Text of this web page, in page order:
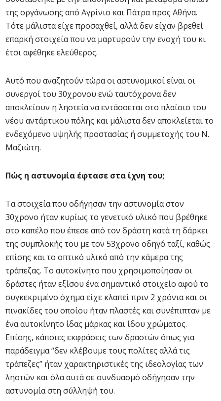
της οργάνωσης από Αγρίνιο και Πάτρα προς Αθήνα.
Τότε μάλιστα είχε προσαχθεί, αλλά δεν είχαν βρεθεί
επαρκή στοιχεία που να μαρτυρούν την ενοχή του κι
έτσι αφέθηκε ελεύθερος.
Αυτό που αναζητούν τώρα οι αστυνομικοί είναι οι
συνεργοί του 30χρονου ενώ ταυτόχρονα δεν
αποκλείουν η ληστεία να εντάσσεται στο πλαίσιο του
νέου αντάρτικου πόλης και μάλιστα δεν αποκλείεται το
ενδεχόμενο υψηλής προστασίας ή συμμετοχής του Ν.
Μαζιώτη.
Πώς η αστυνομία έφτασε στα ίχνη του;
Τα στοιχεία που οδήγησαν την αστυνομία στον
30χρονο ήταν κυρίως το γενετικό υλικό που βρέθηκε
στο καπέλο που έπεσε από τον δράστη κατά τη δάρκει
της συμπλοκής του με τον 53χρονο οδηγό ταξί, καθώς
επίσης και το οπτικό υλικό από την κάμερα της
τράπεζας. Το αυτοκίνητο που χρησιμοποίησαν οι
δράστες ήταν εξίσου ένα σημαντικό στοιχείο αφού το
συγκεκριμένο όχημα είχε κλαπεί πριν 2 χρόνια και οι
πινακίδες του οποίου ήταν πλαστές και συνέπιπταν με
ένα αυτοκίνητο ίδας μάρκας και ίδου χρώματος.
Επίσης, κάποιες εκφράσεις των δραστών όπως για
παράδειγμα “δεν κλέβουμε τους πολίτες αλλά τις
τράπεζες” ήταν χαρακτηριστικές της ιδεολογίας των
ληστών και όλα αυτά σε συνδυασμό οδήγησαν την
αστυνομία στη σύλληψή του.